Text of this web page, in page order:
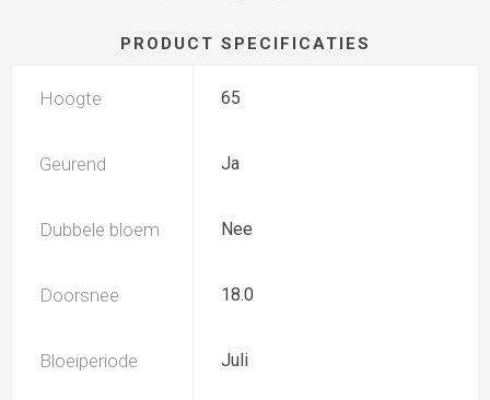
PRODUCT SPECIFICATIES
Hoogte 65
Geurend Ja
Dubbele bloem Nee
Doorsnee 18.0
Bloeiperiode Juli